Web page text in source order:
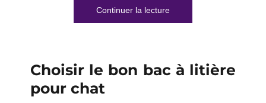
Continuer la lecturede « Comment bien
Choisir le bon bac à litière
pour chat